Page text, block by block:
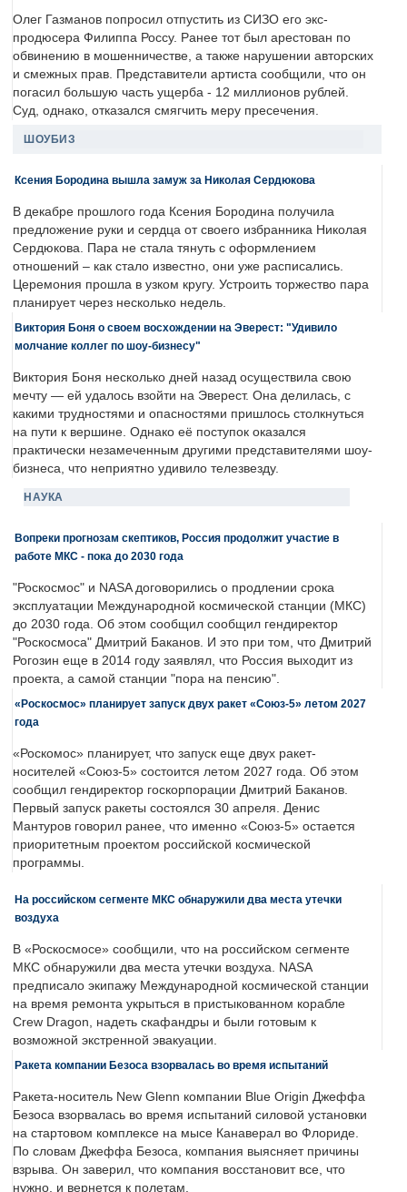
Олег Газманов попросил отпустить из СИЗО его экс-
продюсера Филиппа Россу. Ранее тот был арестован по
обвинению в мошенничестве, а также нарушении авторских
и смежных прав. Представители артиста сообщили, что он
погасил большую часть ущерба - 12 миллионов рублей.
Суд, однако, отказался смягчить меру пресечения.
ШОУБИЗ
Ксения Бородина вышла замуж за Николая Сердюкова
В декабре прошлого года Ксения Бородина получила
предложение руки и сердца от своего избранника Николая
Сердюкова. Пара не стала тянуть с оформлением
отношений – как стало известно, они уже расписались.
Церемония прошла в узком кругу. Устроить торжество пара
планирует через несколько недель.
Виктория Боня о своем восхождении на Эверест: "Удивило
молчание коллег по шоу-бизнесу"
Виктория Боня несколько дней назад осуществила свою
мечту — ей удалось взойти на Эверест. Она делилась, с
какими трудностями и опасностями пришлось столкнуться
на пути к вершине. Однако её поступок оказался
практически незамеченным другими представителями шоу-
бизнеса, что неприятно удивило телезвезду.
НАУКА
Вопреки прогнозам скептиков, Россия продолжит участие в
работе МКС - пока до 2030 года
"Роскосмос" и NASA договорились о продлении срока
эксплуатации Международной космической станции (МКС)
до 2030 года. Об этом сообщил сообщил гендиректор
"Роскосмоса" Дмитрий Баканов. И это при том, что Дмитрий
Рогозин еще в 2014 году заявлял, что Россия выходит из
проекта, а самой станции "пора на пенсию".
«Роскосмос» планирует запуск двух ракет «Союз-5» летом 2027
года
«Роскомос» планирует, что запуск еще двух ракет-
носителей «Союз-5» состоится летом 2027 года. Об этом
сообщил гендиректор госкорпорации Дмитрий Баканов.
Первый запуск ракеты состоялся 30 апреля. Денис
Мантуров говорил ранее, что именно «Союз-5» остается
приоритетным проектом российской космической
программы.
На российском сегменте МКС обнаружили два места утечки
воздуха
В «Роскосмосе» сообщили, что на российском сегменте
МКС обнаружили два места утечки воздуха. NASA
предписало экипажу Международной космической станции
на время ремонта укрыться в пристыкованном корабле
Crew Dragon, надеть скафандры и были готовым к
возможной экстренной эвакуации.
Ракета компании Безоса взорвалась во время испытаний
Ракета-носитель New Glenn компании Blue Origin Джеффа
Безоса взорвалась во время испытаний силовой установки
на стартовом комплексе на мысе Канаверал во Флориде.
По словам Джеффа Безоса, компания выясняет причины
взрыва. Он заверил, что компания восстановит все, что
нужно, и вернется к полетам.